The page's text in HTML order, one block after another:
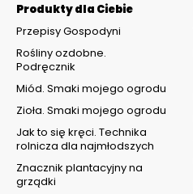
Produkty dla Ciebie
Przepisy Gospodyni
Rośliny ozdobne.
Podręcznik
Miód. Smaki mojego ogrodu
Zioła. Smaki mojego ogrodu
Jak to się kręci. Technika
rolnicza dla najmłodszych
Znacznik plantacyjny na
grządki